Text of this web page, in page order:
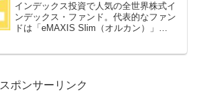
インデックス投資で人気の全世界株式イ
ンデックス・ファンド。代表的なファン
ドは「eMAXIS Slim（オルカン）」
スポンサーリンク